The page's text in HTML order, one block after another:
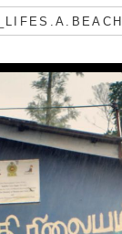
_LIFES.A.BEACH